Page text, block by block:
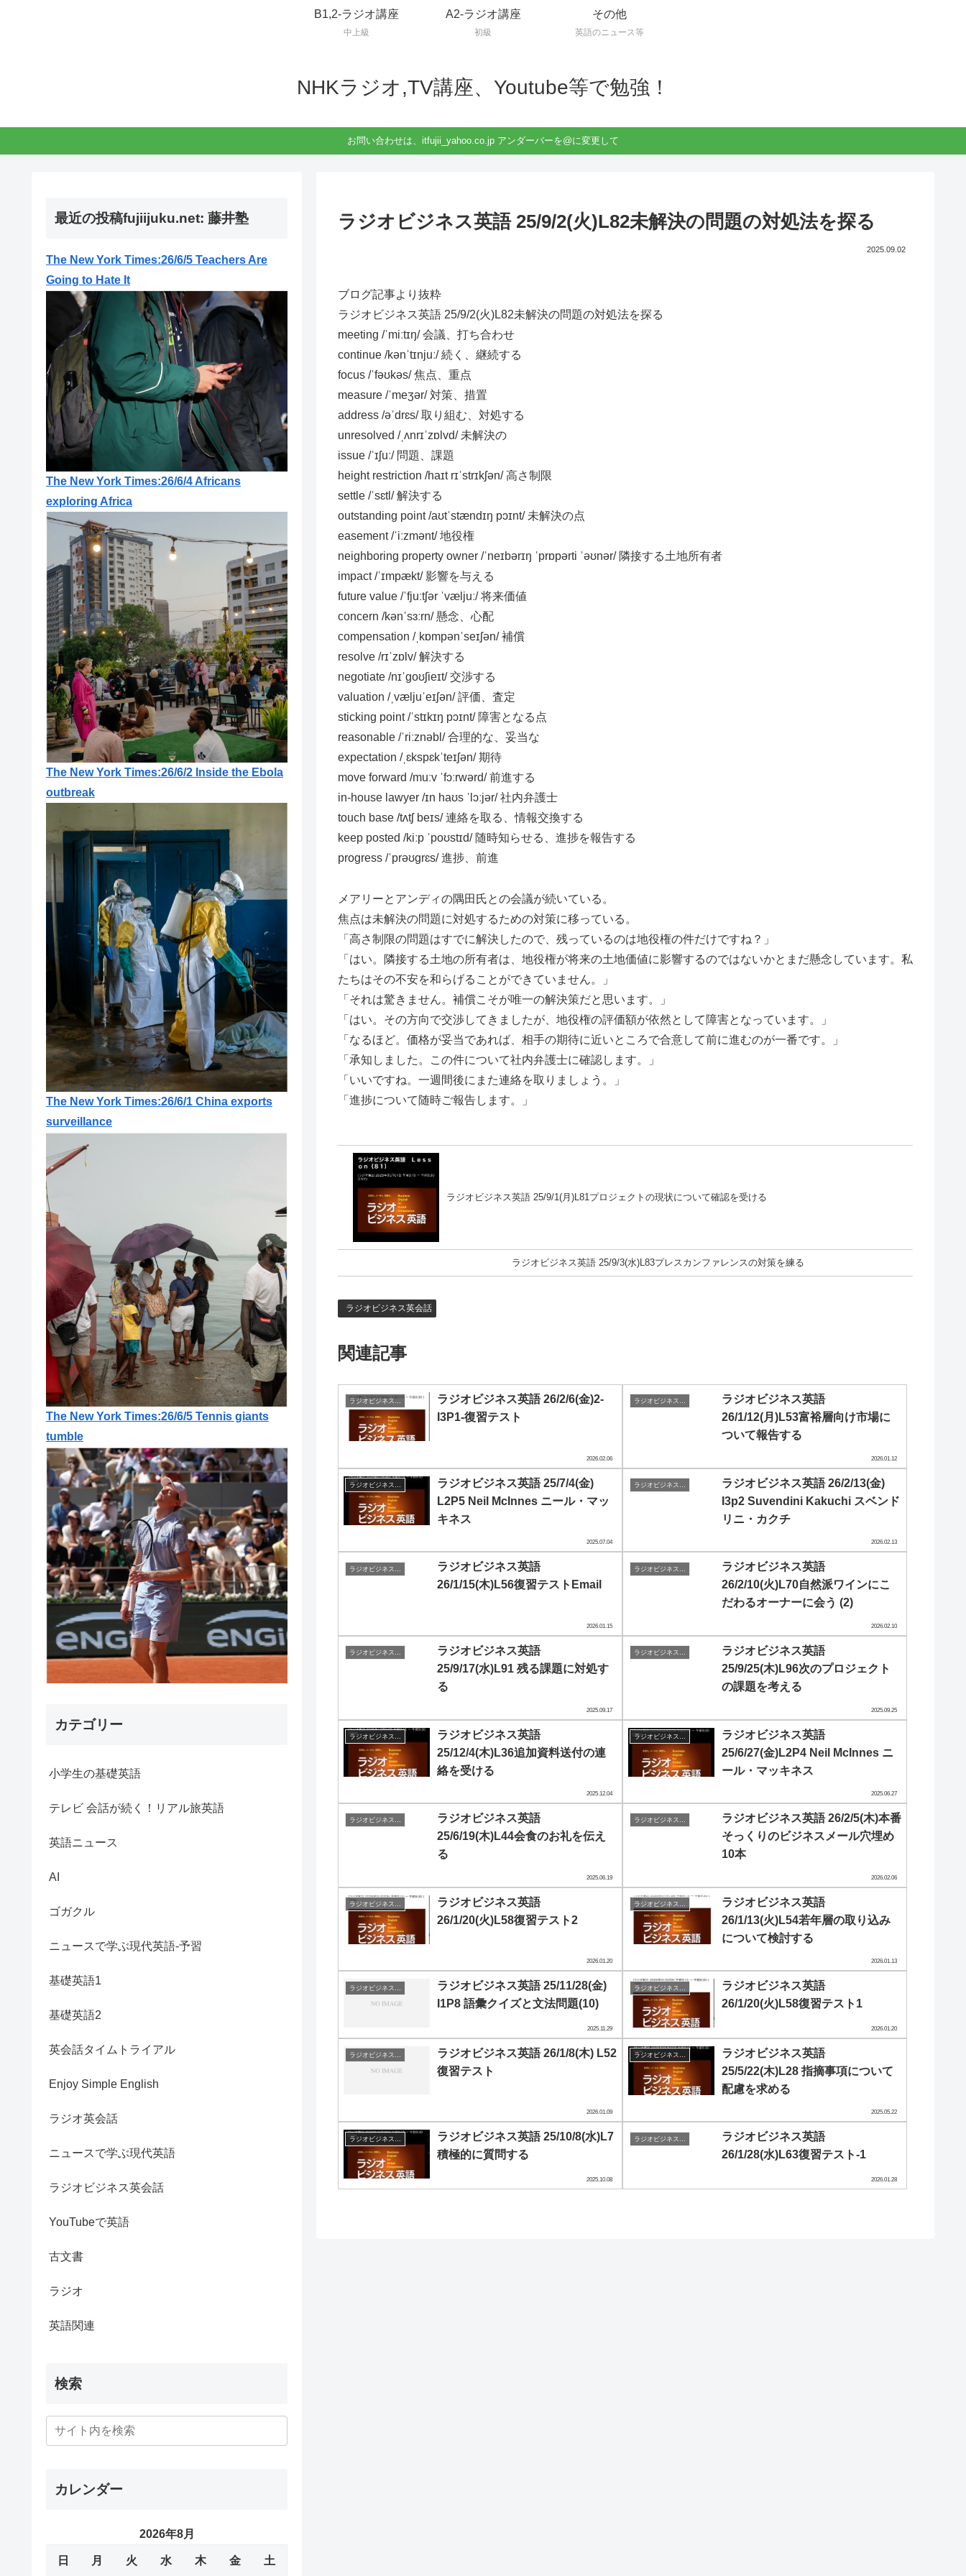
NHKラジオ,TV講座、Youtube等で勉強！
B1,2-ラジオ講座
中上級
A2-ラジオ講座
初級
その他
英語のニュース等
お問い合わせは、itfujii_yahoo.co.jp アンダーバーを@に変更して
ラジオビジネス英語 25/9/2(火)L82未解決の問題の対処法を探る
2025.09.02
ブログ記事より抜粋
ラジオビジネス英語 25/9/2(火)L82未解決の問題の対処法を探る
meeting /ˈmiːtɪŋ/ 会議、打ち合わせ
continue /kənˈtɪnjuː/ 続く、継続する
focus /ˈfəʊkəs/ 焦点、重点
measure /ˈmeʒər/ 対策、措置
address /əˈdrɛs/ 取り組む、対処する
unresolved /ˌʌnrɪˈzɒlvd/ 未解決の
issue /ˈɪʃuː/ 問題、課題
height restriction /haɪt rɪˈstrɪkʃən/ 高さ制限
settle /ˈsɛtl/ 解決する
outstanding point /aʊtˈstændɪŋ pɔɪnt/ 未解決の点
easement /ˈiːzmənt/ 地役権
neighboring property owner /ˈneɪbərɪŋ ˈprɒpərti ˈəʊnər/ 隣接する土地所有者
impact /ˈɪmpækt/ 影響を与える
future value /ˈfjuːtʃər ˈvæljuː/ 将来価値
concern /kənˈsɜːrn/ 懸念、心配
compensation /ˌkɒmpənˈseɪʃən/ 補償
resolve /rɪˈzɒlv/ 解決する
negotiate /nɪˈɡoʊʃieɪt/ 交渉する
valuation /ˌvæljuˈeɪʃən/ 評価、査定
sticking point /ˈstɪkɪŋ pɔɪnt/ 障害となる点
reasonable /ˈriːznəbl/ 合理的な、妥当な
expectation /ˌɛkspɛkˈteɪʃən/ 期待
move forward /muːv ˈfɔːrwərd/ 前進する
in-house lawyer /ɪn haʊs ˈlɔːjər/ 社内弁護士
touch base /tʌtʃ beɪs/ 連絡を取る、情報交換する
keep posted /kiːp ˈpoʊstɪd/ 随時知らせる、進捗を報告する
progress /ˈprəʊɡrɛs/ 進捗、前進
メアリーとアンディの隅田氏との会議が続いている。
焦点は未解決の問題に対処するための対策に移っている。
「高さ制限の問題はすでに解決したので、残っているのは地役権の件だけですね？」
「はい。隣接する土地の所有者は、地役権が将来の土地価値に影響するのではないかとまだ懸念しています。私
たちはその不安を和らげることができていません。」
「それは驚きません。補償こそが唯一の解決策だと思います。」
「はい。その方向で交渉してきましたが、地役権の評価額が依然として障害となっています。」
「なるほど。価格が妥当であれば、相手の期待に近いところで合意して前に進むのが一番です。」
「承知しました。この件について社内弁護士に確認します。」
「いいですね。一週間後にまた連絡を取りましょう。」
「進捗について随時ご報告します。」
ラジオビジネス英語 25/9/1(月)L81プロジェクトの現状について確認を受ける
ラジオビジネス英語 25/9/3(水)L83プレスカンファレンスの対策を練る
ラジオビジネス英会話
関連記事
ラジオビジネス英会話
ラジオビジネス英語 26/2/6(金)2-
I3P1-復習テスト
2026.02.06
ラジオビジネス英会話
ラジオビジネス英語
26/1/12(月)L53富裕層向け市場に
ついて報告する
2026.01.12
ラジオビジネス英会話
ラジオビジネス英語 25/7/4(金)
L2P5 Neil McInnes ニール・マッ
キネス
2025.07.04
ラジオビジネス英会話
ラジオビジネス英語 26/2/13(金)
I3p2 Suvendini Kakuchi スベンド
リニ・カクチ
2026.02.13
ラジオビジネス英語
26/1/15(木)L56復習テストEmail
2026.01.15
ラジオビジネス英語
26/2/10(火)L70自然派ワインにこ
だわるオーナーに会う (2)
2026.02.10
ラジオビジネス英会話
ラジオビジネス英語
25/9/17(水)L91 残る課題に対処す
る
2025.09.17
ラジオビジネス英会話
ラジオビジネス英語
25/9/25(木)L96次のプロジェクト
の課題を考える
2025.09.25
ラジオビジネス英語
25/12/4(木)L36追加資料送付の連
絡を受ける
2025.12.04
ラジオビジネス英語
25/6/27(金)L2P4 Neil McInnes ニ
ール・マッキネス
2025.06.27
ラジオビジネス英会話
ラジオビジネス英語
25/6/19(木)L44会食のお礼を伝え
る
2025.06.19
ラジオビジネス英会話
ラジオビジネス英語 26/2/5(木)本番
そっくりのビジネスメール穴埋め
10本
2026.02.06
ラジオビジネス英語
26/1/20(火)L58復習テスト2
2026.01.20
ラジオビジネス英語
26/1/13(火)L54若年層の取り込み
について検討する
2026.01.13
ラジオビジネス英語 25/11/28(金)
I1P8 語彙クイズと文法問題(10)
2025.11.29
ラジオビジネス英語
26/1/20(火)L58復習テスト1
2026.01.20
ラジオビジネス英語 26/1/8(木) L52
復習テスト
2026.01.09
ラジオビジネス英語
25/5/22(木)L28 指摘事項について
配慮を求める
2025.05.22
ラジオビジネス英語 25/10/8(水)L7
積極的に質問する
2025.10.08
ラジオビジネス英語
26/1/28(水)L63復習テスト-1
2026.01.28
最近の投稿fujiijuku.net: 藤井塾
The New York Times:26/6/5 Teachers Are
Going to Hate It
The New York Times:26/6/4 Africans
exploring Africa
The New York Times:26/6/2 Inside the Ebola
outbreak
The New York Times:26/6/1 China exports
surveillance
The New York Times:26/6/5 Tennis giants
tumble
カテゴリー
小学生の基礎英語
テレビ 会話が続く！リアル旅英語
英語ニュース
AI
ゴガクル
ニュースで学ぶ現代英語-予習
基礎英語1
基礎英語2
英会話タイムトライアル
Enjoy Simple English
ラジオ英会話
ニュースで学ぶ現代英語
ラジオビジネス英会話
YouTubeで英語
古文書
ラジオ
英語関連
検索
カレンダー
2026年8月
日 月 火 水 木 金 土